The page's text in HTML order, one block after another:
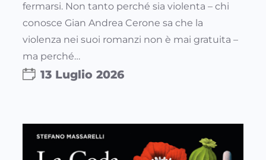
fermarsi. Non tanto perché sia violenta – chi
conosce Gian Andrea Cerone sa che la
violenza nei suoi romanzi non è mai gratuita –
ma perché…
13 Luglio 2026